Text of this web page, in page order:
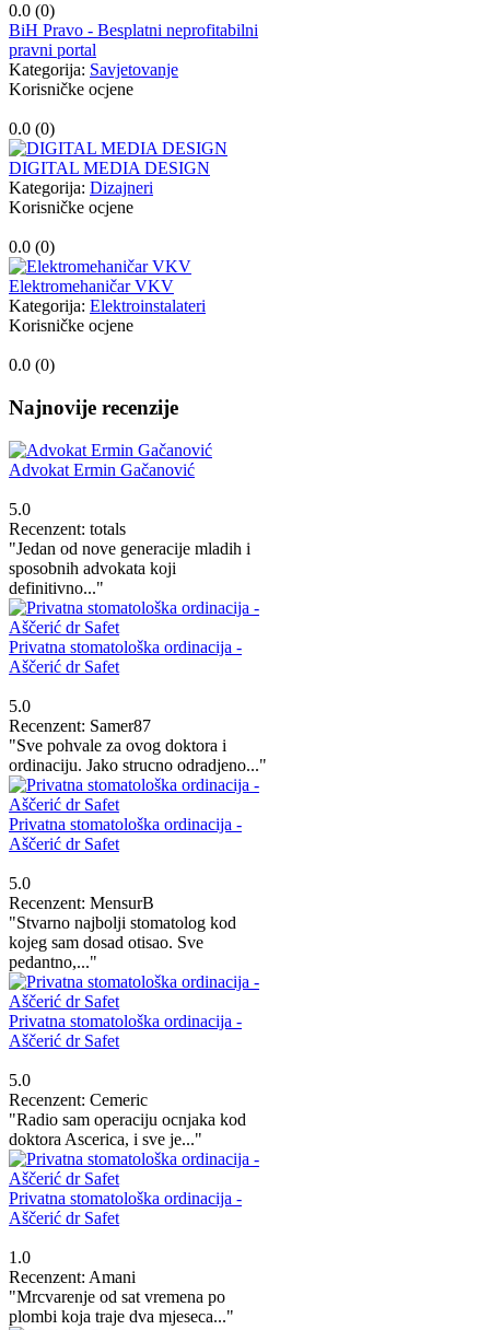
0.0 (0)
BiH Pravo - Besplatni neprofitabilni
pravni portal
Kategorija: Savjetovanje
Korisničke ocjene
0.0 (0)
DIGITAL MEDIA DESIGN
Kategorija: Dizajneri
Korisničke ocjene
0.0 (0)
Elektromehaničar VKV
Kategorija: Elektroinstalateri
Korisničke ocjene
0.0 (0)
Najnovije recenzije
Advokat Ermin Gačanović
5.0
Recenzent: totals
"Jedan od nove generacije mladih i
sposobnih advokata koji
definitivno..."
Privatna stomatološka ordinacija -
Aščerić dr Safet
5.0
Recenzent: Samer87
"Sve pohvale za ovog doktora i
ordinaciju. Jako strucno odradjeno..."
Privatna stomatološka ordinacija -
Aščerić dr Safet
5.0
Recenzent: MensurB
"Stvarno najbolji stomatolog kod
kojeg sam dosad otisao. Sve
pedantno,..."
Privatna stomatološka ordinacija -
Aščerić dr Safet
5.0
Recenzent: Cemeric
"Radio sam operaciju ocnjaka kod
doktora Ascerica, i sve je..."
Privatna stomatološka ordinacija -
Aščerić dr Safet
1.0
Recenzent: Amani
"Mrcvarenje od sat vremena po
plombi koja traje dva mjeseca..."